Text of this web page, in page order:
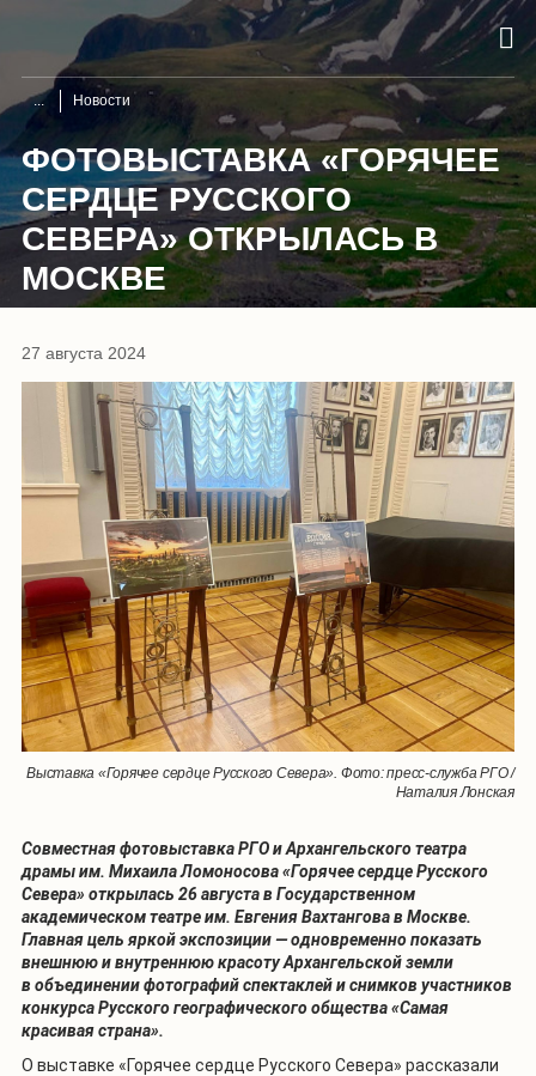
Новости
ФОТОВЫСТАВКА «ГОРЯЧЕЕ
СЕРДЦЕ РУССКОГО
СЕВЕРА» ОТКРЫЛАСЬ В
МОСКВЕ
27 августа 2024
Выставка «Горячее сердце Русского Севера». Фото: пресс-служба РГО /
Наталия Лонская
Совместная фотовыставка РГО и Архангельского театра
драмы им. Михаила Ломоносова «Горячее сердце Русского
Севера» открылась 26 августа в Государственном
академическом театре им. Евгения Вахтангова в Москве.
Главная цель яркой экспозиции — одновременно показать
внешнюю и внутреннюю красоту Архангельской земли
в объединении фотографий спектаклей и снимков участников
конкурса Русского географического общества «Самая
красивая страна».
О выставке «Горячее сердце Русского Севера» рассказали